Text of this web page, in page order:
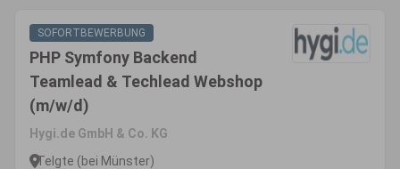
SOFORTBEWERBUNG
PHP Symfony Backend
Teamlead & Techlead Webshop
(m/w/d)
Hygi.de GmbH & Co. KG
Telgte (bei Münster)